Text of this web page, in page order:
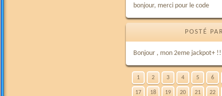
bonjour, merci pour le code
POSTÉ
Bonjour , mon 2eme jackpot+
1 2 3 4 5 6
17 18 19 20 21 22